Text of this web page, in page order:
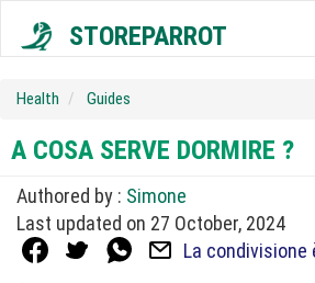
STOREPARROT
Health Guides
A COSA SERVE DORMIRE ?
Authored by : Simone
Last updated on 27 October, 2024
La condivisione